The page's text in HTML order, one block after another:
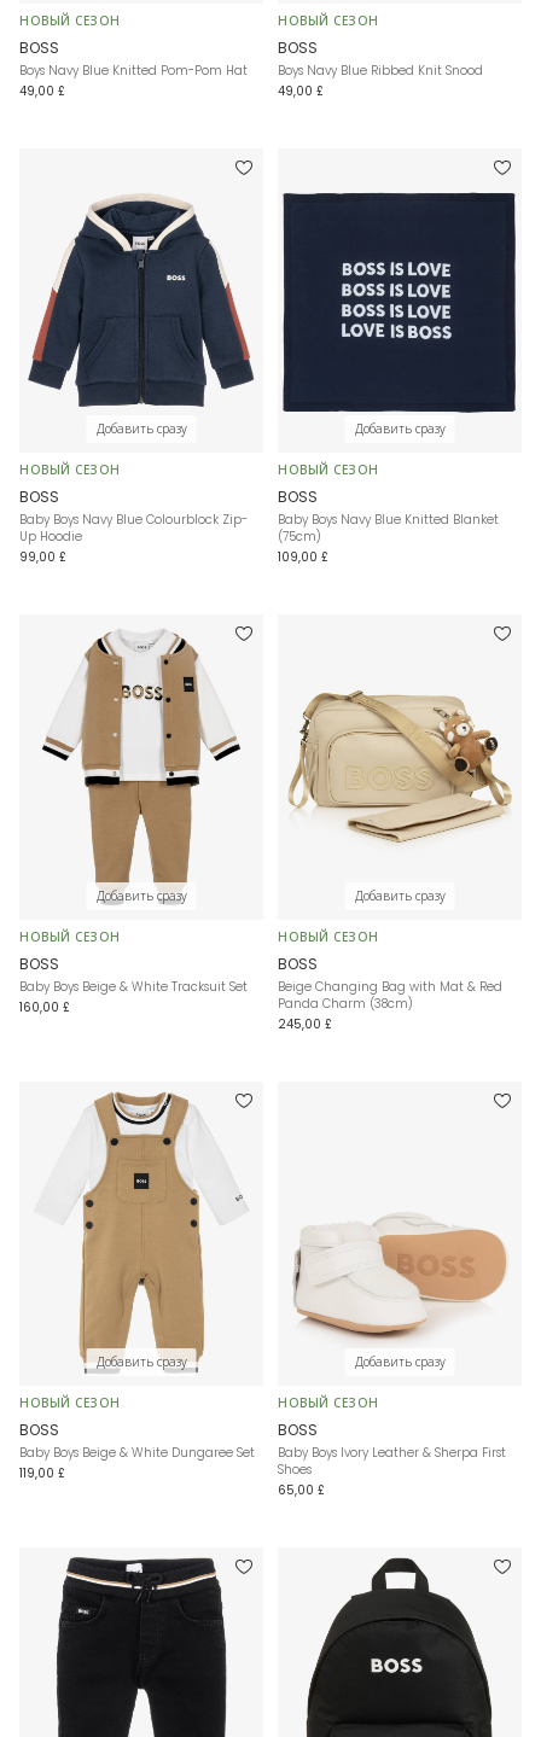
НОВЫЙ СЕЗОН
BOSS
Boys Navy Blue Knitted Pom-Pom Hat
49,00 £
НОВЫЙ СЕЗОН
BOSS
Boys Navy Blue Ribbed Knit Snood
49,00 £
Добавить сразу
НОВЫЙ СЕЗОН
BOSS
Baby Boys Navy Blue Colourblock Zip-
Up Hoodie
99,00 £
Добавить сразу
НОВЫЙ СЕЗОН
BOSS
Baby Boys Navy Blue Knitted Blanket
(75cm)
109,00 £
Добавить сразу
НОВЫЙ СЕЗОН
BOSS
Baby Boys Beige & White Tracksuit Set
160,00 £
Добавить сразу
НОВЫЙ СЕЗОН
BOSS
Beige Changing Bag with Mat & Red
Panda Charm (38cm)
245,00 £
Добавить сразу
НОВЫЙ СЕЗОН
BOSS
Baby Boys Beige & White Dungaree Set
119,00 £
Добавить сразу
НОВЫЙ СЕЗОН
BOSS
Baby Boys Ivory Leather & Sherpa First
Shoes
65,00 £